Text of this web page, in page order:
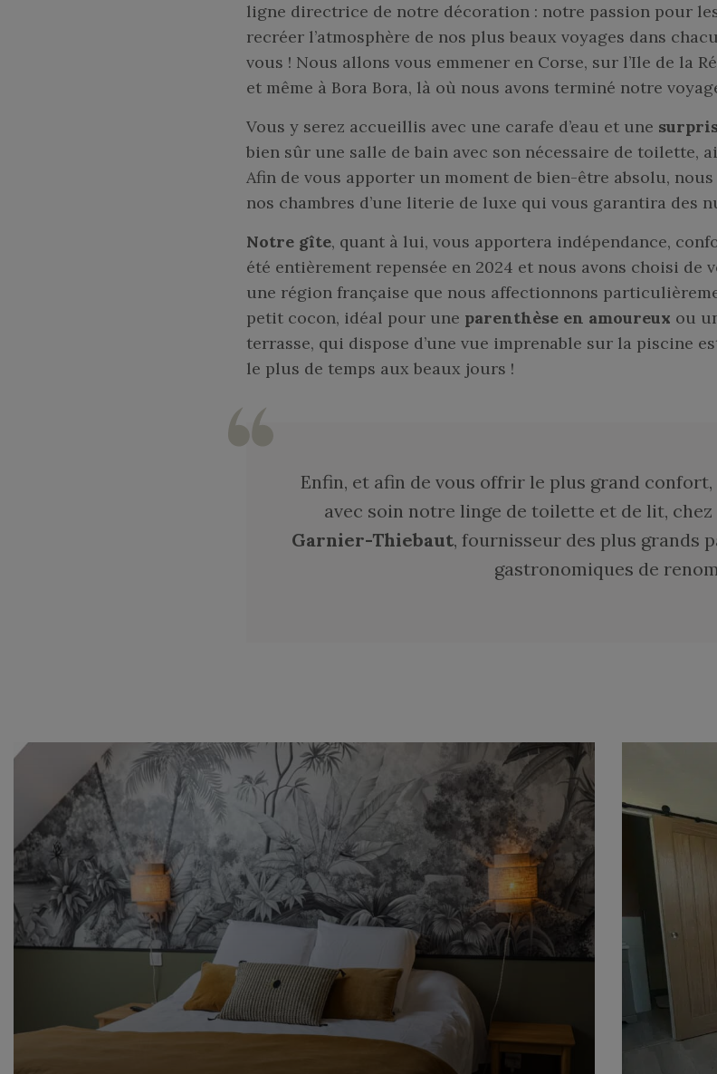
ligne directrice de notre décoration : notre passion pour
recréer l’atmosphère de nos plus beaux voyages dans
vous ! Nous allons vous emmener en Corse, sur l’Ile de la
et même à Bora Bora, là où nous avons terminé notre
Vous y serez accueillis avec une carafe d’eau et une
bien sûr une salle de bain avec son nécessaire de toilette,
Afin de vous apporter un moment de bien-être absolu,
nos chambres d’une literie de luxe qui vous garantira des
Notre gîte, quant à lui, vous apportera indépendance,
été entièrement repensée en 2024 et nous avons choisi de
une région française que nous affectionnons
petit cocon, idéal pour une parenthèse en amoureux ou
terrasse, qui dispose d’une vue imprenable sur la piscine
le plus de temps aux beaux jours !
Enfin, et afin de vous offrir le plus grand
avec soin notre linge de toilette et de lit, chez
Garnier-Thiebaut, fournisseur des plus grands
gastronomiques de